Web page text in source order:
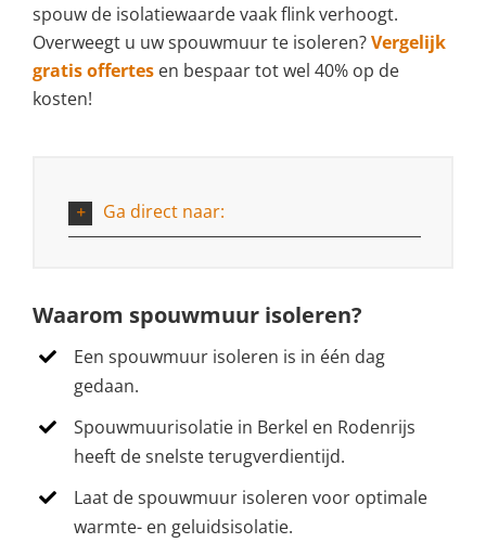
spouw de isolatiewaarde vaak flink verhoogt.
Overweegt u uw spouwmuur te isoleren?Vergelijk
gratis offertes en bespaar tot wel 40% op de
kosten!
Ga direct naar:
Waarom spouwmuur isoleren?
Een spouwmuur isoleren is in één dag
gedaan.
Spouwmuurisolatie in Berkel en Rodenrijs
heeft de snelste terugverdientijd.
Laat de spouwmuur isoleren voor optimale
warmte- en geluidsisolatie.